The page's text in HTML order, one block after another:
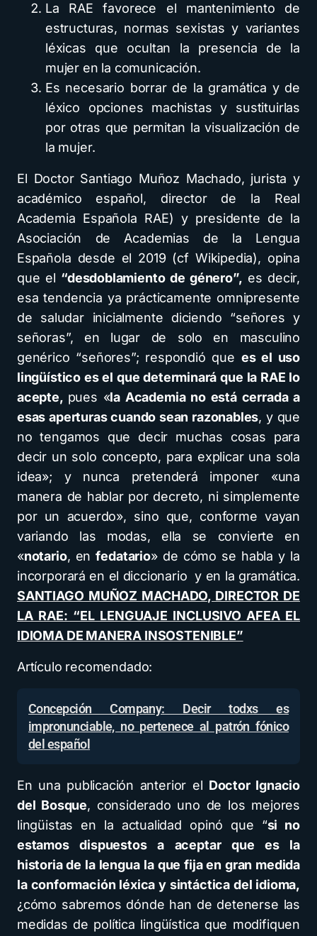
La RAE favorece el mantenimiento de
estructuras, normas sexistas y variantes
léxicas que ocultan la presencia de la
mujer en la comunicación.
Es necesario borrar de la gramática y de
léxico opciones machistas y sustituirlas
por otras que permitan la visualización de
la mujer.
El Doctor Santiago Muñoz Machado, jurista y
académico español, director de la Real
Academia Española RAE) y presidente de la
Asociación de Academias de la Lengua
Española desde el 2019 (cf Wikipedia), opina
que el “desdoblamiento de género”, es decir,
esa tendencia ya prácticamente omnipresente
de saludar inicialmente diciendo “señores y
señoras”, en lugar de solo en masculino
genérico “señores”; respondió que es el uso
lingüístico es el que determinará que la RAE lo
acepte, pues «la Academia no está cerrada a
esas aperturas cuando sean razonables, y que
no tengamos que decir muchas cosas para
decir un solo concepto, para explicar una sola
idea»; y nunca pretenderá imponer «una
manera de hablar por decreto, ni simplemente
por un acuerdo», sino que, conforme vayan
variando las modas, ella se convierte en
«notario, enfedatario» de cómo se habla y la
incorporará en el diccionario y en la gramática.
SANTIAGO MUÑOZ MACHADO, DIRECTOR DE
LA RAE: “EL LENGUAJE INCLUSIVO AFEA EL
IDIOMA DE MANERA INSOSTENIBLE”
Artículo recomendado:
Concepción Company: Decir todxs es
impronunciable, no pertenece al patrón fónico
del español
En una publicación anterior el Doctor Ignacio
del Bosque, considerado uno de los mejores
lingüistas en la actualidad opinó que “si no
estamos dispuestos a aceptar que es la
historia de la lengua la que fija en gran medida
la conformación léxica y sintáctica del idioma,
¿cómo sabremos dónde han de detenerse las
medidas de política lingüística que modifiquen